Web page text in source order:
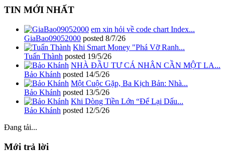
TIN MỚI NHẤT
em xin hỏi về code chart Index...
GiaBao09052000 posted 8/7/26
Khi Smart Money "Phá Vỡ Ranh...
Tuấn Thành posted 19/5/26
NHÀ ĐẦU TƯ CÁ NHÂN CẦN MỘT LA...
Bảo Khánh posted 14/5/26
Một Cuộc Gặp, Ba Kịch Bản: Nhà...
Bảo Khánh posted 13/5/26
Khi Dòng Tiền Lớn “Để Lại Dấu...
Bảo Khánh posted 12/5/26
Đang tải...
Mới trả lời